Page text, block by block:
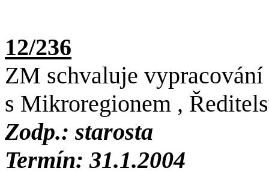
12/236
ZM schvaluje
s Mikroregionem ,
Zodp.: starosta
Termín: 31.1.2004